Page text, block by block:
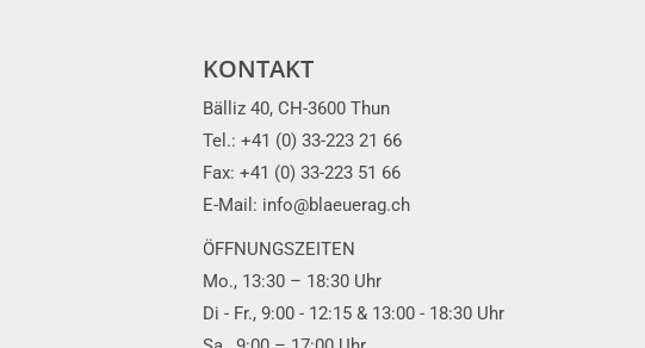
KONTAKT
Bälliz 40, CH-3600 Thun
Tel.: +41 (0) 33-223 21 66
Fax: +41 (0) 33-223 51 66
E-Mail: info@blaeuerag.ch
ÖFFNUNGSZEITEN
Mo., 13:30 – 18:30 Uhr
Di - Fr., 9:00 - 12:15 & 13:00 - 18:30 Uhr